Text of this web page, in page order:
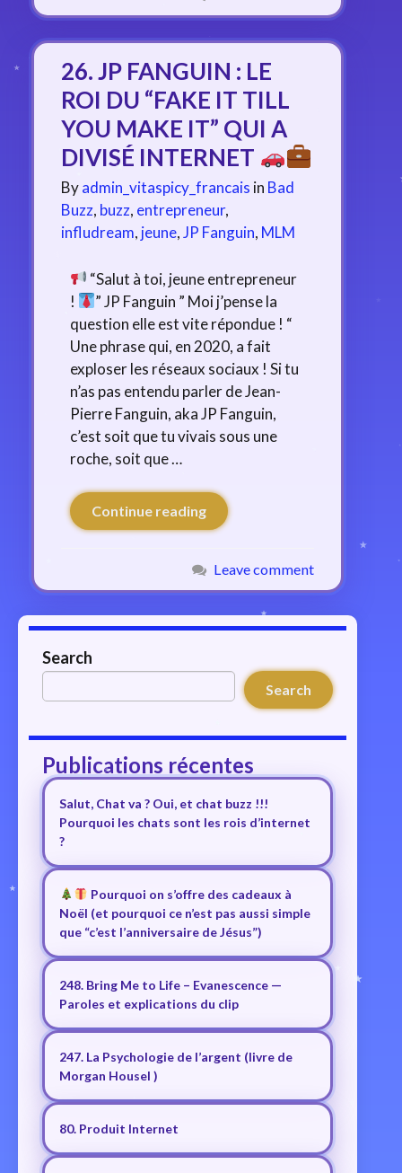
26. JP FANGUIN : LE
ROI DU “FAKE IT TILL
YOU MAKE IT” QUI A
DIVISÉ INTERNET
Byadmin_vitaspicy_francais in Bad
Buzz, buzz, entrepreneur,
infludream, jeune,JP Fanguin, MLM
“Salut à toi, jeune entrepreneur
!
” JP Fanguin ” Moi j’pense la
question elle est vite répondue ! “
Une phrase qui, en 2020, a fait
exploser les réseaux sociaux ! Si tu
n’as pas entendu parler de Jean-
Pierre Fanguin, aka JP Fanguin,
c’est soit que tu vivais sous une
roche, soit que …
Continue reading
Leave comment
Search
Search
Publications récentes
Salut, Chat va ? Oui, et chat buzz !!!
Pourquoi les chats sont les rois d’internet
?
Pourquoi on s’offre des cadeaux à
Noël (et pourquoi ce n’est pas aussi simple
que “c’est l’anniversaire de Jésus”)
248. Bring Me to Life – Evanescence —
Paroles et explications du clip
247. La Psychologie de l’argent (livre de
Morgan Housel )
80. Produit Internet